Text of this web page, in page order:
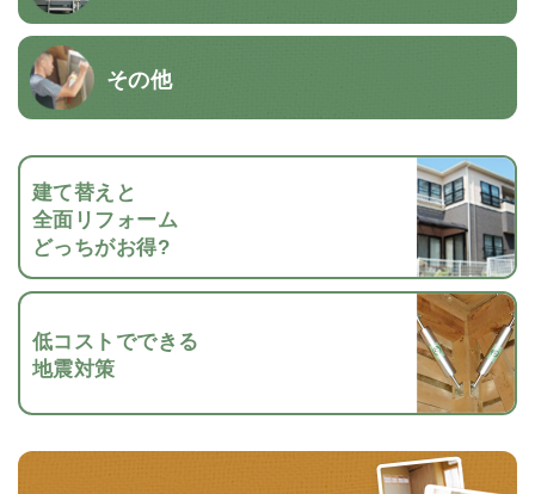
その他
建て替えと
全面リフォーム
どっちがお得?
低コストでできる
地震対策